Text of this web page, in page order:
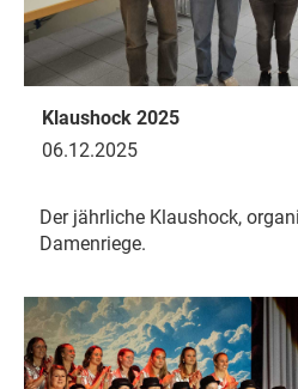
Klaushock 2025
06.12.2025
Der jährliche Klaushock,
Damenriege.